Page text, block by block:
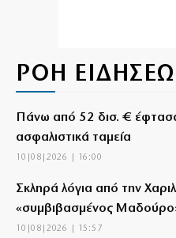
ΡΟΗ
Πάνω από 52 δισ. €
ασφαλιστικά ταμεία
10|08|2026 | 16:00
Σκληρά λόγια από την
«συμβιβασμένος
10|08|2026 | 15:57